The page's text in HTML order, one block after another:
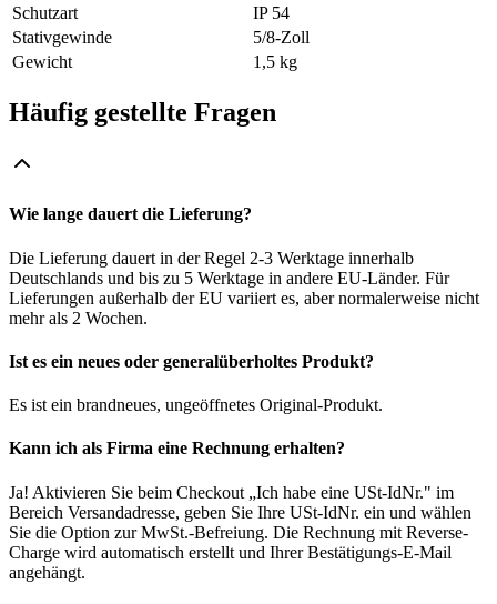
Schutzart
IP 54
Stativgewinde
5/8-Zoll
Gewicht
1,5 kg
Häufig gestellte Fragen
Wie lange dauert die Lieferung?
Die Lieferung dauert in der Regel 2-3 Werktage innerhalb
Deutschlands und bis zu 5 Werktage in andere EU-Länder. Für
Lieferungen außerhalb der EU variiert es, aber normalerweise nicht
mehr als 2 Wochen.
Ist es ein neues oder generalüberholtes Produkt?
Es ist ein brandneues, ungeöffnetes Original-Produkt.
Kann ich als Firma eine Rechnung erhalten?
Ja! Aktivieren Sie beim Checkout „Ich habe eine USt-IdNr." im
Bereich Versandadresse, geben Sie Ihre USt-IdNr. ein und wählen
Sie die Option zur MwSt.-Befreiung. Die Rechnung mit Reverse-
Charge wird automatisch erstellt und Ihrer Bestätigungs-E-Mail
angehängt.